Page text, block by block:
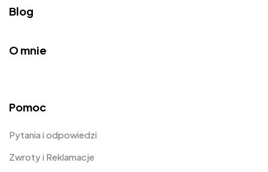
Blog
O mnie
Pomoc
Pytania i odpowiedzi
Zwroty i Reklamacje